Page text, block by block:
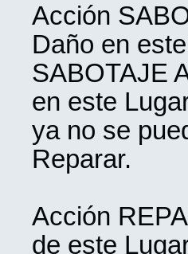
Acción
Daño en
SABOTAJE
en este
ya no se
Reparar.
Acción
de este